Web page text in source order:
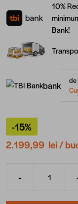
10%
Bank!
bank de
-15%
2.199,99 lei/
Cantitate
-